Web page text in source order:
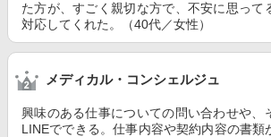
た方が、すごく親切な方で、不安に思って
対応してくれた。（40代／女性）
メディカル・コンシェルジュ
興味のある仕事についての問い合わせや、
LINEでできる。仕事内容や契約内容の書類